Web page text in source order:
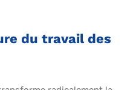
du travail des